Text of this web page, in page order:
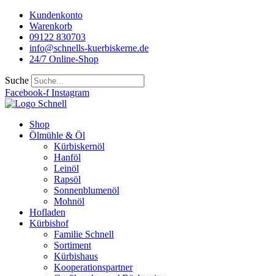
Kundenkonto
Warenkorb
09122 830703
info@schnells-kuerbiskerne.de
24/7 Online-Shop
Suche
Facebook-f Instagram
Shop
Ölmühle & Öl
Kürbiskernöl
Hanföl
Leinöl
Rapsöl
Sonnenblumenöl
Mohnöl
Hofladen
Kürbishof
Familie Schnell
Sortiment
Kürbishaus
Kooperationspartner